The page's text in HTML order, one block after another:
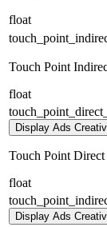
float
Touch Point
float
Display Ads
Touch Point
float
Display Ads